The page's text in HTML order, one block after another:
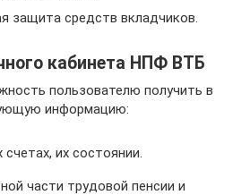
защита средств вкладчиков.
кабинета НПФ ВТБ
пользователю получить в
информацию:
их состоянии.
части трудовой пенсии и